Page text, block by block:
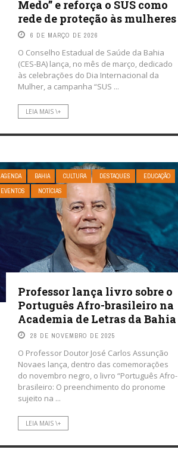
Medo” e reforça o SUS como
rede de proteção às mulheres
6 DE MARÇO DE 2026
O Conselho Estadual de Saúde da Bahia
(CES-BA) lança, no mês de março, dedicado
às celebrações do Dia Internacional da
Mulher, a campanha “SUS ...
LEIA MAIS \+
AGENDA BAHIA CULTURA DESTAQUES
EDUCAÇÃO
EVENTOS
NOTÍCIAS
Professor lança livro sobre o
Português Afro-brasileiro na
Academia de Letras da Bahia
28 DE NOVEMBRO DE 2025
O Professor Doutor José Carlos Assunção
Novaes lança, dentro das comemorações
do novembro negro, o livro “Português Afro-
brasileiro: O preenchimento do pronome
sujeito na ...
LEIA MAIS \+